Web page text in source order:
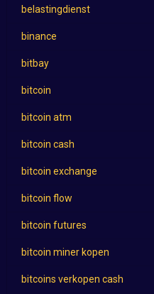
belastingdienst
binance
bitbay
bitcoin
bitcoin atm
bitcoin cash
bitcoin exchange
bitcoin flow
bitcoin futures
bitcoin miner kopen
bitcoins verkopen cash